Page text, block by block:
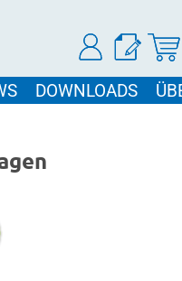
DOWNLOADS